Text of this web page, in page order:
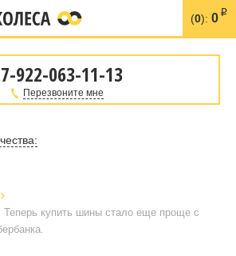
(0): 0 i
922-063-11-13
Перезвоните мне
купить шины стало еще проще с